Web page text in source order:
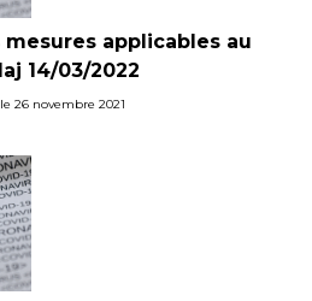
mesures applicables au
14/03/2022
26 novembre 2021